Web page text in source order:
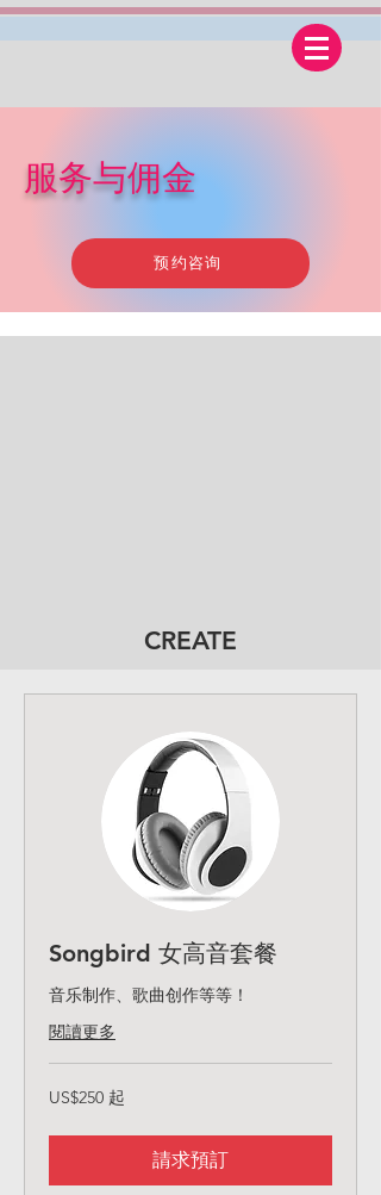
服务与佣金
预约咨询
CREATE
Songbird 女高音套餐
音乐制作、歌曲创作等等！
閱讀更多
250
美
起
US$250 起
請求預訂